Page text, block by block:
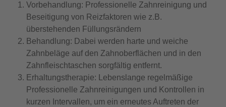
Vorbehandlung: Professionelle Zahnreinigung und
Beseitigung von Reizfaktoren wie z.B.
überstehenden Füllungsrändern
Behandlung: Dabei werden harte und weiche
Zahnbeläge auf den Zahnoberflächen und in den
Zahnfleischtaschen sorgfältig entfernt.
Erhaltungstherapie: Lebenslange regelmäßige
Professionelle Zahnreinigungen und Kontrollen in
kurzen Intervallen, um ein erneutes Auftreten der